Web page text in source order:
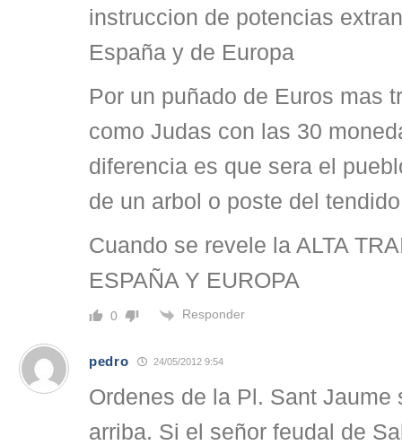
instruccion de potencias
España y de Europa
Por un puñado de Euros mas
como Judas con las 30
diferencia es que sera el
de un arbol o poste del
Cuando se revele la ALTA
ESPAÑA Y EUROPA
0 Responder
pedro 24/05/2012 9:54
Ordenes de la Pl. Sant Jaume
arriba. Si el señor feudal de